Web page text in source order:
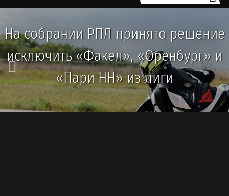
На собрании РПЛ принято решение
исключить «Факел», «Оренбург» и
«Пари НН» из лиги